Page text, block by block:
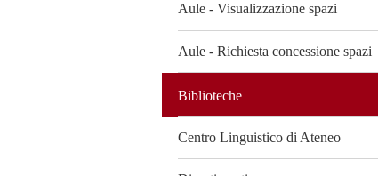
Aule - Visualizzazione spazi
Aule - Richiesta concessione spazi
Biblioteche
Centro Linguistico di Ateneo